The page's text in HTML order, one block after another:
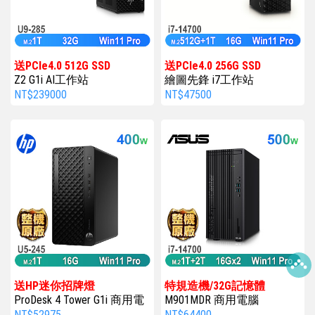
送PCIe4.0 512G SSD
Z2 G1i AI工作站
NT$239000
送PCIe4.0 256G SSD
繪圖先鋒 i7工作站
NT$47500
送HP迷你招牌燈
ProDesk 4 Tower G1i 商用電
特規造機/32G記憶體
M901MDR 商用電腦